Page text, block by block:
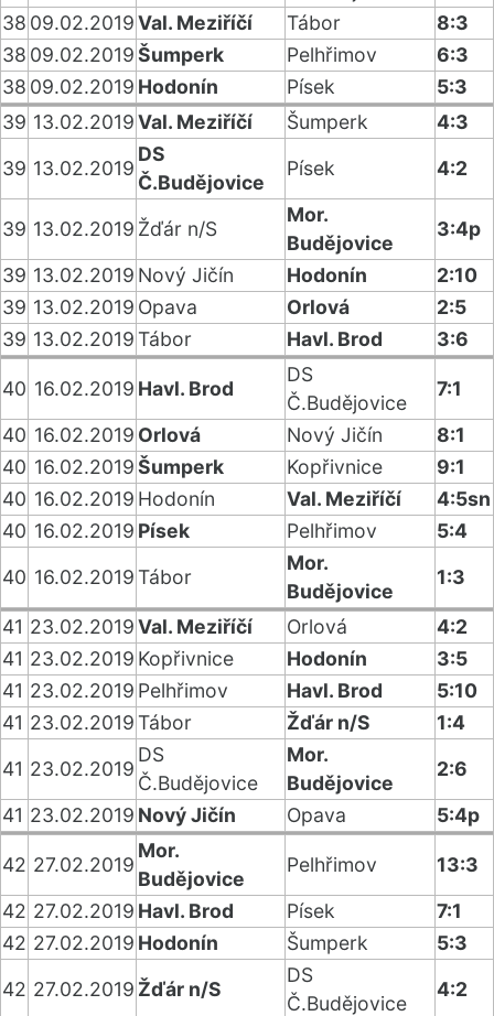
38 09.02.2019Val. Meziříčí Tábor
8:3
38 09.02.2019Šumperk Pelhřimov
6:3
38 09.02.2019 Hodonín Písek
5:3
39 13.02.2019Val. Meziříčí Šumperk
4:3
39 13.02.2019
DS
Č.Budějovice
Písek 4:2
39 13.02.2019 Žďár n/S
Mor.
Budějovice
3:4p
39 13.02.2019 Nový Jičín Hodonín
2:10
39 13.02.2019 Opava Orlová
2:5
39 13.02.2019Tábor Havl. Brod 3:6
40 16.02.2019 Havl. Brod
DS
Č.Budějovice
7:1
40 16.02.2019 Orlová Nový Jičín
8:1
40 16.02.2019Šumperk Kopřivnice
9:1
40 16.02.2019 Hodonín Val. Meziříčí
4:5sn
40 16.02.2019 Písek Pelhřimov
5:4
40 16.02.2019Tábor
Mor.
Budějovice
1:3
41 23.02.2019Val. Meziříčí Orlová
4:2
41 23.02.2019 Kopřivnice Hodonín
3:5
41 23.02.2019 Pelhřimov Havl. Brod
5:10
41 23.02.2019Tábor Žďár n/S
1:4
41 23.02.2019
DS
Č.Budějovice
Mor.
Budějovice
2:6
41 23.02.2019 Nový Jičín Opava 5:4p
42 27.02.2019
Mor.
Budějovice
Pelhřimov
13:3
42 27.02.2019 Havl. Brod Písek
7:1
42 27.02.2019 Hodonín Šumperk
5:3
42 27.02.2019 Žďár n/S
DS
Č.Budějovice
4:2